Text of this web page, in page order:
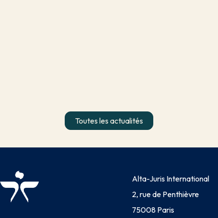
Toutes les actualités
Alta-Juris International
2, rue de Penthièvre
75008 Paris